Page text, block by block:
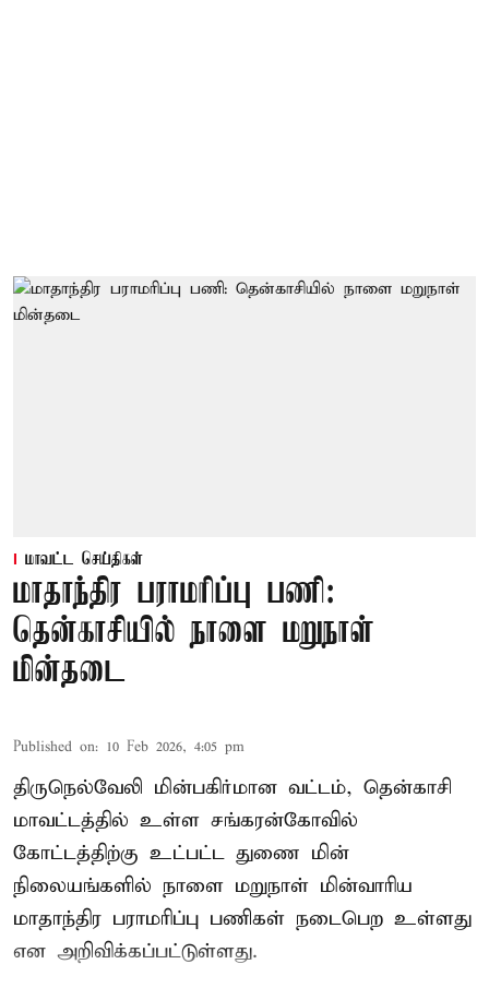
மாவட்ட செய்திகள்
மாதாந்திர பராமரிப்பு பணி:
தென்காசியில் நாளை மறுநாள்
மின்தடை
Published on: 10 Feb 2026, 4:05 pm
திருநெல்வேலி மின்பகிர்மான வட்டம், தென்காசி
மாவட்டத்தில் உள்ள சங்கரன்கோவில்
கோட்டத்திற்கு உட்பட்ட துணை மின்
நிலையங்களில் நாளை மறுநாள் மின்வாரிய
மாதாந்திர பராமரிப்பு பணிகள் நடைபெற உள்ளது
என அறிவிக்கப்பட்டுள்ளது.